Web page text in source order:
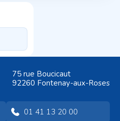
75 rue Boucicaut
92260 Fontenay-aux-Roses
01 41 13 20 00